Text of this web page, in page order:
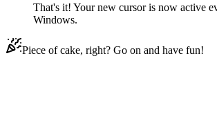
That's it! Your new cursor is now active
Windows.
Piece of cake, right? Go on and have fun!